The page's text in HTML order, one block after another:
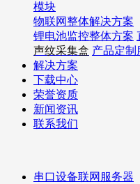
模块
物联网整体解决方案
锂电池监控整体方案
声纹采集盒 产品定制
解决方案
下载中心
荣誉资质
新闻资讯
联系我们
串口设备联网服务器